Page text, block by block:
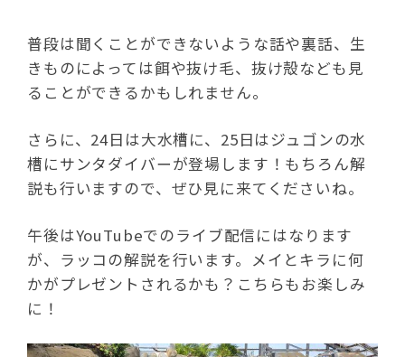
普段は聞くことができないような話や裏話、生
きものによっては餌や抜け毛、抜け殻なども見
ることができるかもしれません。
さらに、24日は大水槽に、25日はジュゴンの水
槽にサンタダイバーが登場します！もちろん解
説も行いますので、ぜひ見に来てくださいね。
午後はYouTubeでのライブ配信にはなります
が、ラッコの解説を行います。メイとキラに何
かがプレゼントされるかも？こちらもお楽しみ
に！